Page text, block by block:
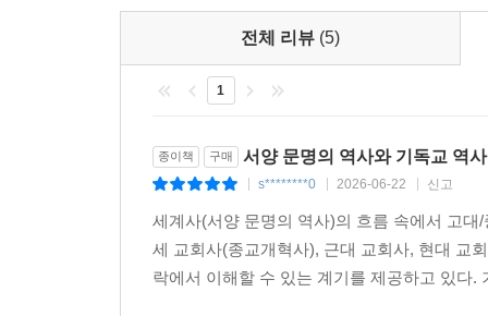
A.D. 1620년 12월 21일 청교도들은 현재 매사추
교회를 세웠다. 첫 지사로 선출된 윌리엄 브래드
미국의 청교도들이 유래하였다.
부르는 말이다. 그들은 신앙의 자유를 찾아 새로
는 기념식에서 필그림 파더스라는 단어가 최초로
---pp.366-367
이신론(Deism)은 신은 세상을 창조한 이후 자연
전체 리뷰 (5)
1
종이책 구매 서양 문명의 역사와 기독교 역
s********0 2026-06-22 신고
세계사(서양 문명의 역사)의 흐름 속에서 고
세 교회사(종교개혁사), 근대 교회사, 현대 교
락에서 이해할 수 있는 계기를 제공하고 있다